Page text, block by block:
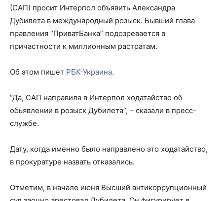
(САП) просит Интерпол объявить Александра
Дубилета в международный розыск. Бывший глава
правления “ПриватБанка” подозревается в
причастности к миллионным растратам.
Об этом пишет РБК-Украина.
“Да, САП направила в Интерпол ходатайство об
обьявлении в розыск Дубилета”, – сказали в пресс-
службе.
Дату, когда именно было направлено это ходатайство,
в прокуратуре назвать отказались.
Отметим, в начале июня Высший антикоррупционный